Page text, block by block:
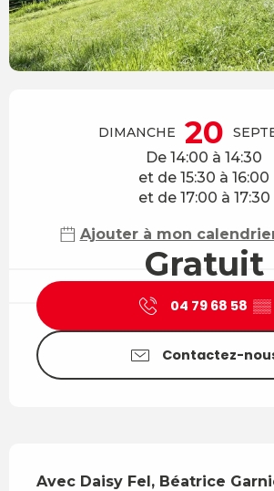
DIMANCHE 20
De 14:00 à 14:30
et de 15:30 à 16:00
et de 17:00 à 17:30
Ajouter à mon
Gratuit
04 79 68 58 ▒▒
Contactez-
Avec Daisy Fel, Béatrice